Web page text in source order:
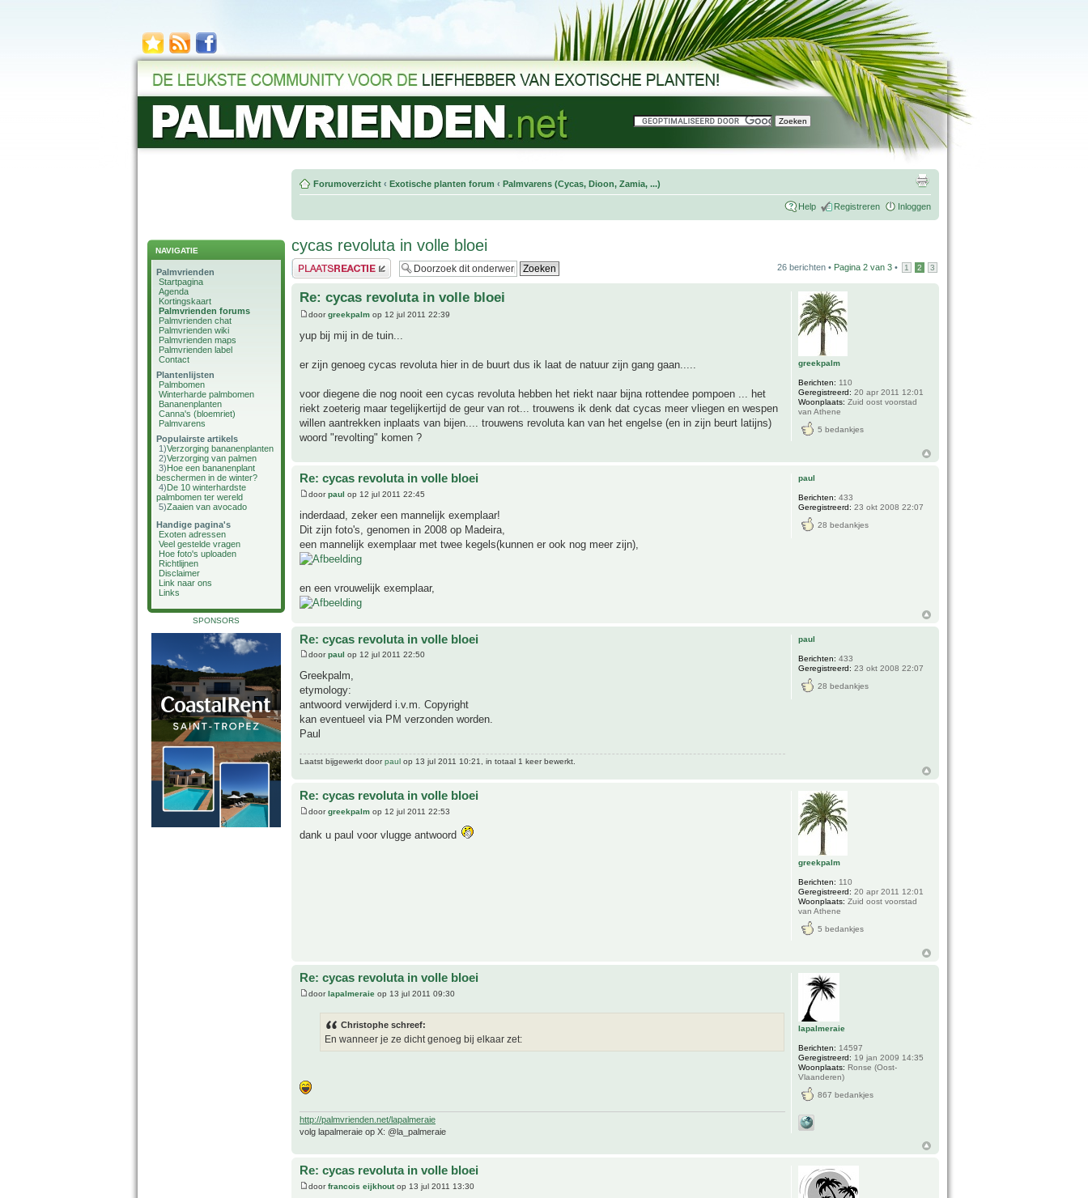
NAVIGATIE
Palmvrienden
Startpagina
Agenda
Kortingskaart
Palmvrienden forums
Palmvrienden chat
Palmvrienden wiki
Palmvrienden maps
Palmvrienden label
Contact
Plantenlijsten
Palmbomen
Winterharde palmbomen
Bananenplanten
Canna's (bloemriet)
Palmvarens
Populairste artikels
1)Verzorging bananenplanten
2)Verzorging van palmen
3)Hoe een bananenplant
beschermen in de winter?
4)De 10 winterhardste
palmbomen ter wereld
5)Zaaien van avocado
Handige pagina's
Exoten adressen
Veel gestelde vragen
Hoe foto's uploaden
Richtlijnen
Disclaimer
Link naar ons
Links
SPONSORS
Forumoverzicht ‹ Exotische planten forum ‹ Palmvarens (Cycas, Dioon, Zamia, ...)
Help Registreren Inloggen
cycas revoluta in volle bloei
Plaats een reactie 26 berichten • Pagina 2 van 3 • 1 2 3
Re: cycas revoluta in volle bloei
doorgreekpalm op 12 jul 2011 22:39
yup bij mij in de tuin...
er zijn genoeg cycas revoluta hier in de buurt dus ik laat de natuur zijn gang gaan.....
voor diegene die nog nooit een cycas revoluta hebben het riekt naar bijna rottendee pompoen ... het
riekt zoeterig maar tegelijkertijd de geur van rot... trouwens ik denk dat cycas meer vliegen en wespen
willen aantrekken inplaats van bijen.... trouwens revoluta kan van het engelse (en in zijn beurt latijns)
woord "revolting" komen ?
greekpalm
Berichten: 110
Geregistreerd: 20 apr 2011 12:01
Woonplaats: Zuid oost voorstad
van Athene
5 bedankjes
Re: cycas revoluta in volle bloei
doorpaul op 12 jul 2011 22:45
inderdaad, zeker een mannelijk exemplaar!
Dit zijn foto's, genomen in 2008 op Madeira,
een mannelijk exemplaar met twee kegels(kunnen er ook nog meer zijn),
en een vrouwelijk exemplaar,
paul
Berichten: 433
Geregistreerd: 23 okt 2008 22:07
28 bedankjes
Re: cycas revoluta in volle bloei
doorpaul op 12 jul 2011 22:50
Greekpalm,
etymology:
antwoord verwijderd i.v.m. Copyright
kan eventueel via PM verzonden worden.
Paul
Laatst bijgewerkt doorpaul op 13 jul 2011 10:21, in totaal 1 keer bewerkt.
paul
Berichten: 433
Geregistreerd: 23 okt 2008 22:07
28 bedankjes
Re: cycas revoluta in volle bloei
doorgreekpalm op 12 jul 2011 22:53
dank u paul voor vlugge antwoord
greekpalm
Berichten: 110
Geregistreerd: 20 apr 2011 12:01
Woonplaats: Zuid oost voorstad
van Athene
5 bedankjes
Re: cycas revoluta in volle bloei
doorlapalmeraie op 13 jul 2011 09:30
Christophe schreef:
En wanneer je ze dicht genoeg bij elkaar zet:
http://palmvrienden.net/lapalmeraie
volg lapalmeraie op X: @la_palmeraie
lapalmeraie
Berichten: 14597
Geregistreerd: 19 jan 2009 14:35
Woonplaats: Ronse (Oost-
Vlaanderen)
867 bedankjes
Re: cycas revoluta in volle bloei
doorfrancois eijkhoutop 13 jul 2011 13:30